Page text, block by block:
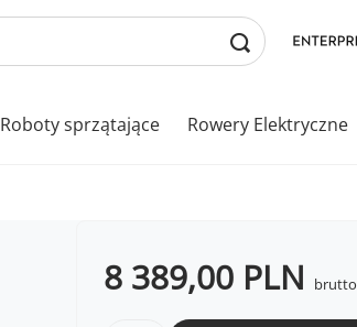
Roboty sprzątające Rowery Elektryczne
8 389,00 PLN brutto